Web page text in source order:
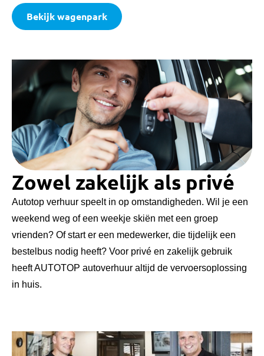
Bekijk wagenpark
Zowel zakelijk als privé
Autotop verhuur speelt in op omstandigheden. Wil je een
weekend weg of een weekje skiën met een groep
vrienden? Of start er een medewerker, die tijdelijk een
bestelbus nodig heeft? Voor privé en zakelijk gebruik
heeft AUTOTOP autoverhuur altijd de vervoersoplossing
in huis.